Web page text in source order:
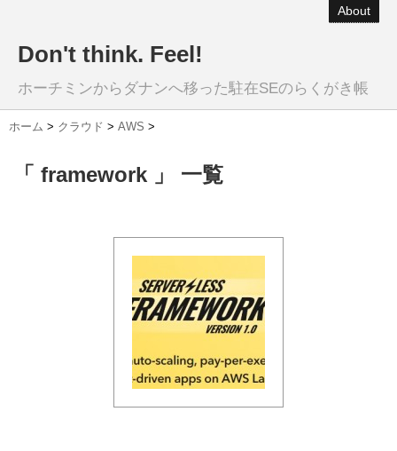
About
Don't think. Feel!
ホーチミンからダナンへ移った駐在SEのらくがき帳
ホーム > クラウド > AWS >
「 framework 」 一覧